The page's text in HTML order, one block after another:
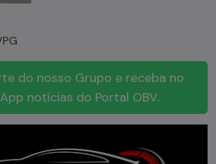
do nosso Grupo e receba no
notícias do Portal OBV.